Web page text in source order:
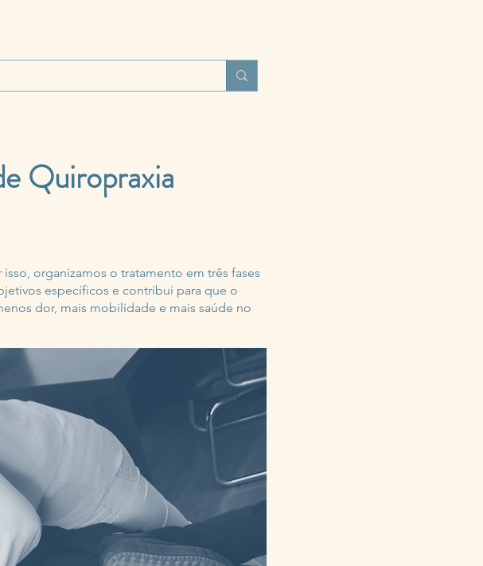
Quiropraxia
organizamos o tratamento em três fases
específicos e contribui para que o
dor, mais mobilidade e mais saúde no